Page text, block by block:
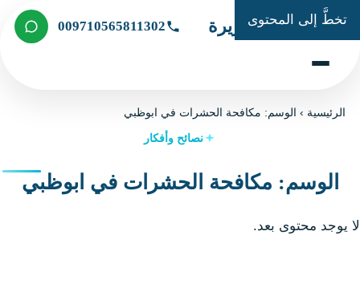
تخطَّ إلى المحتوى
شركة الجزيرة 009710565811302
الرئيسية ›الوسم: مكافحة الحشرات في ابوظبي
نصائح وأفكار
الوسم: مكافحة الحشرات في ابوظبي
لا يوجد محتوى بعد.